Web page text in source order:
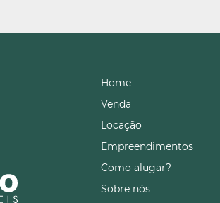
Home
Venda
Locação
Empreendimentos
Como alugar?
Sobre nós